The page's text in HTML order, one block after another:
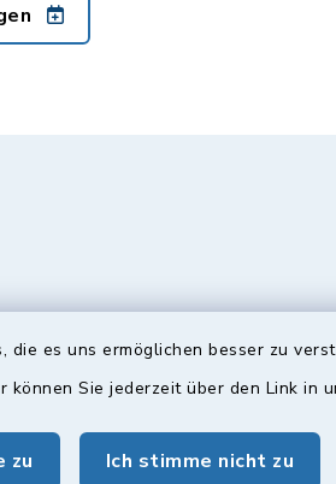
es uns ermöglichen besser zu
Sie jederzeit über den Link in
zu Ich stimme nicht zu
Sprechstunde: